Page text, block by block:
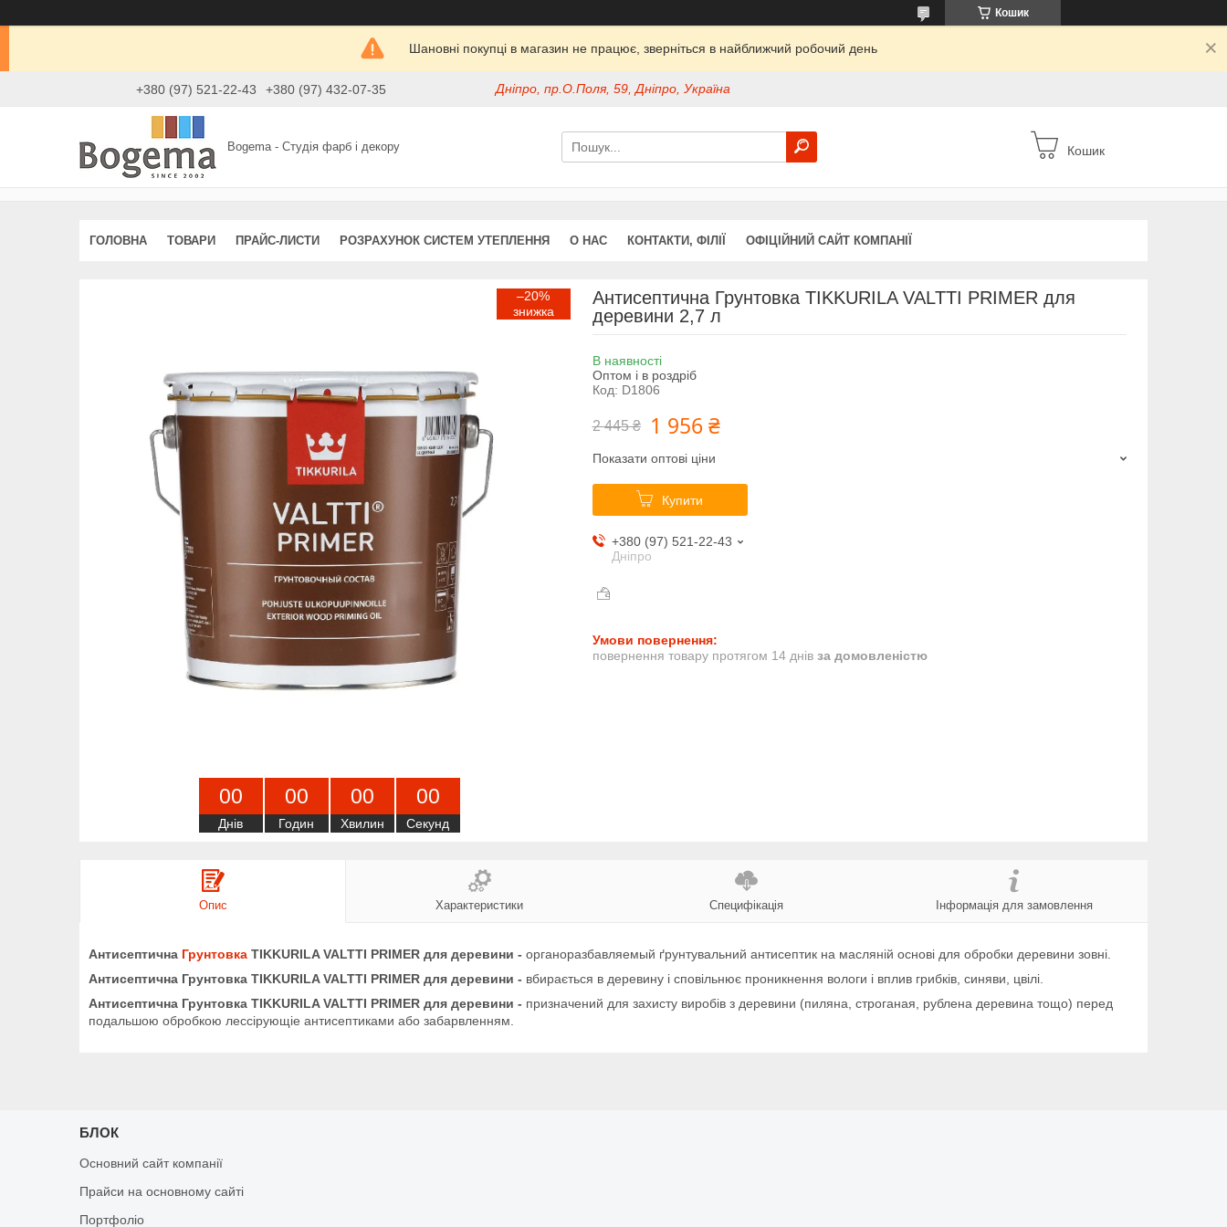
Кошик
Шановні покупці в магазин не працює, зверніться в найближчий робочий день
+380 (97) 521-22-43 +380 (97) 432-07-35 Дніпро, пр.О.Поля, 59, Дніпро, Україна
Bogema - Студія фарб і декору Кошик
ГОЛОВНА ТОВАРИ ПРАЙС-ЛИСТИ РОЗРАХУНОК СИСТЕМ УТЕПЛЕННЯ О НАС КОНТАКТИ, ФІЛІЇ ОФІЦІЙНИЙ САЙТ КОМПАНІЇ
–20%
00
Днів
00
Годин
00
Хвилин
00
Секунд
Антисептична Грунтовка TIKKURILA VALTTI PRIMER для
деревини 2,7 л
В наявності
Оптом і в роздріб
Код: D1806
2 445 ₴ 1 956 ₴
Показати оптові ціни
Купити
+380 (97) 521-22-43
Дніпро
повернення товару протягом 14 днів за домовленістю
Опис Характеристики Специфікація Інформація для замовлення
Антисептична Грунтовка TIKKURILA VALTTI PRIMER для деревини - органоразбавляемый ґрунтувальний антисептик на масляній основі для обробки деревини зовні.
Антисептична Грунтовка TIKKURILA VALTTI PRIMER для деревини - вбирається в деревину і сповільнює проникнення вологи і вплив грибків, синяви, цвілі.
Антисептична Грунтовка TIKKURILA VALTTI PRIMER для деревини - призначений для захисту виробів з деревини (пиляна, строганая, рублена деревина тощо) перед
подальшою обробкою лессірующіе антисептиками або забарвленням.
БЛОК
Основний сайт компанії
Прайси на основному сайті
Портфоліо